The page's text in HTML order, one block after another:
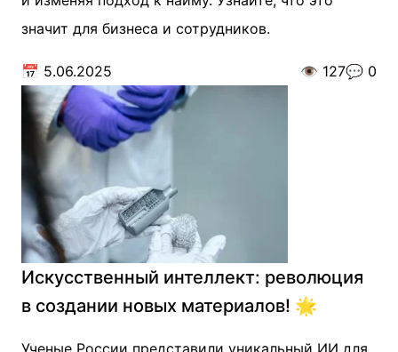
значит для бизнеса и сотрудников.
📅 5.06.2025 👁️ 127💬 0
Искусственный интеллект: революция
в создании новых материалов! 🌟
Ученые России представили уникальный ИИ для